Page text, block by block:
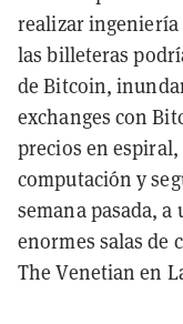
realizar ingeniería
las billeteras
de Bitcoin,
exchanges con
precios en
computación y
semana pasada, a
enormes salas de
The Venetian en